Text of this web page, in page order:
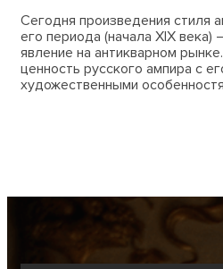
Сегодня произведения стиля
его периода (начала XIX века)
явление на антикварном
ценность русского ампира с
художественными